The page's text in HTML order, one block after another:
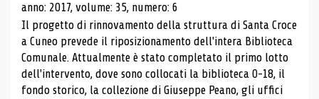
anno: 2017, volume: 35, numero: 6
Il progetto di rinnovamento della struttura di Santa Croce
a Cuneo prevede il riposizionamento dell'intera Biblioteca
Comunale. Attualmente è stato completato il primo lotto
dell'intervento, dove sono collocati la biblioteca 0-18, il
fondo storico, la collezione di Giuseppe Peano, gli uffici